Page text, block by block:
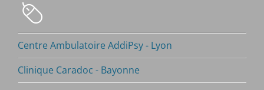
Centre Ambulatoire AddiPsy - Lyon
Clinique Caradoc - Bayonne